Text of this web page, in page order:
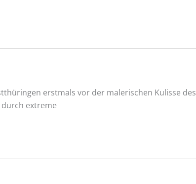
erstmals vor der malerischen Kulisse des
extreme